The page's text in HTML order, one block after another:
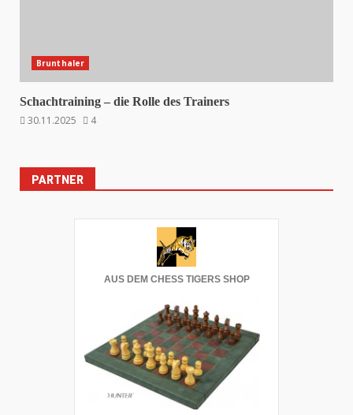
Brunthaler
Schachtraining – die Rolle des Trainers
30.11.2025
4
PARTNER
AUS DEM CHESS TIGERS SHOP